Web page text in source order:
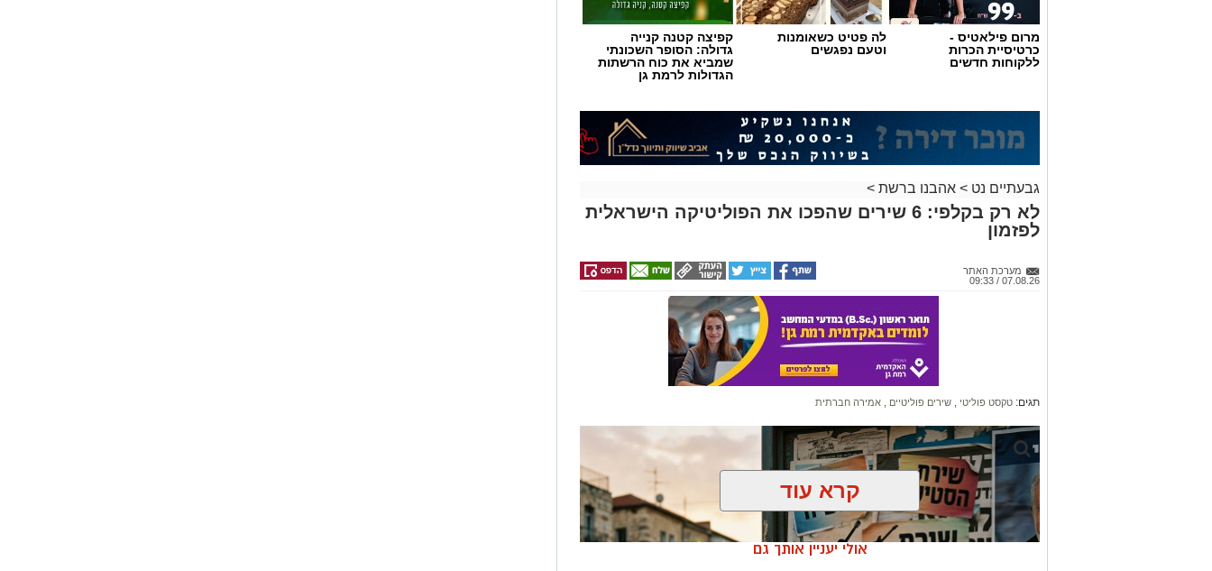
מרום פילאטיס -
כרטיסיית הכרות
ללקוחות חדשים
לה פטיט כשאומנות
וטעם נפגשים
קפיצה קטנה קנייה
גדולה: הסופר השכונתי
שמביא את כוח הרשתות
הגדולות לרמת גן
גבעתיים נט > אהבנו ברשת >
לא רק בקלפי: 6 שירים שהפכו את הפוליטיקה הישראלית
לפזמון
מערכת האתר
07.08.26 / 09:33
תגים: טקסט פוליטי שירים פוליטיים אמירה חברתית
קרא עוד
אולי יעניין אותך גם